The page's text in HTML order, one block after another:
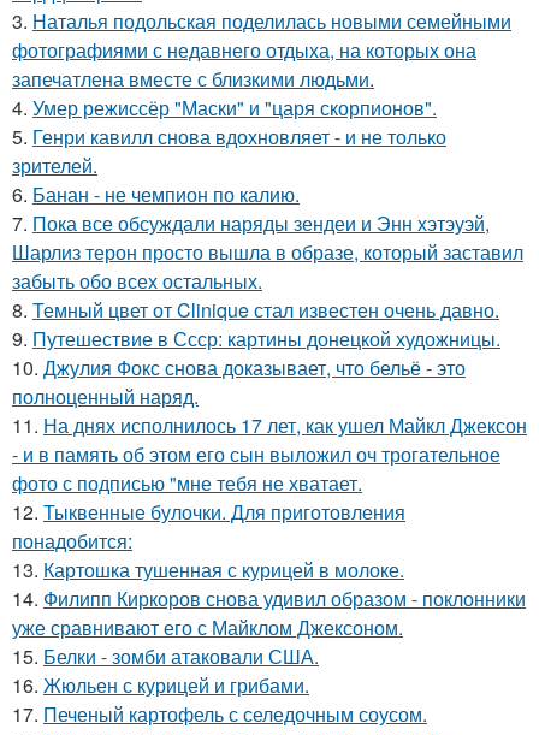
3. Наталья подольская поделилась новыми семейными
фотографиями с недавнего отдыха, на которых она
запечатлена вместе с близкими людьми.
4. Умер режиссёр "Маски" и "царя скорпионов".
5. Генри кавилл снова вдохновляет - и не только
зрителей.
6. Банан - не чемпион по калию.
7. Пока все обсуждали наряды зендеи и Энн хэтэуэй,
Шарлиз терон просто вышла в образе, который заставил
забыть обо всех остальных.
8. Темный цвет от Clinique стал известен очень давно.
9. Путешествие в Ссср: картины донецкой художницы.
10. Джулия Фокс снова доказывает, что бельё - это
полноценный наряд.
11. На днях исполнилось 17 лет, как ушел Майкл Джексон
- и в память об этом его сын выложил оч трогательное
фото с подписью "мне тебя не хватает.
12. Тыквенные булочки. Для приготовления
понадобится:
13. Картошка тушенная с курицей в молоке.
14. Филипп Киркоров снова удивил образом - поклонники
уже сравнивают его с Майклом Джексоном.
15. Белки - зомби атаковали США.
16. Жюльен с курицей и грибами.
17. Печеный картофель с селедочным соусом.